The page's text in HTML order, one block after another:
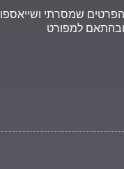
שמסרתי ושייאספו
למפורט